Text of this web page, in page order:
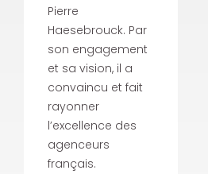
Pierre
Haesebrouck. Par
son engagement
et sa vision, il a
convaincu et fait
rayonner
l’excellence des
agenceurs
français.